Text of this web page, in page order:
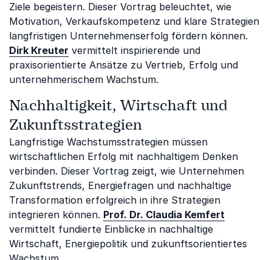
Ziele begeistern. Dieser Vortrag beleuchtet, wie
Motivation, Verkaufskompetenz und klare Strategien
langfristigen Unternehmenserfolg fördern können.
Dirk Kreuter vermittelt inspirierende und
praxisorientierte Ansätze zu Vertrieb, Erfolg und
unternehmerischem Wachstum.
Nachhaltigkeit, Wirtschaft und
Zukunftsstrategien
Langfristige Wachstumsstrategien müssen
wirtschaftlichen Erfolg mit nachhaltigem Denken
verbinden. Dieser Vortrag zeigt, wie Unternehmen
Zukunftstrends, Energiefragen und nachhaltige
Transformation erfolgreich in ihre Strategien
integrieren können. Prof. Dr. Claudia Kemfert
vermittelt fundierte Einblicke in nachhaltige
Wirtschaft, Energiepolitik und zukunftsorientiertes